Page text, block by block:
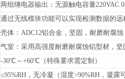
两组继电器输出：无源触电容量220VAC
通过无线模块功能可以实现检测数据的
壳体：ADC12铝合金，坚固，耐磨耐腐蚀
气室：采用高强度耐磨耐腐蚀铝型材，坚
-30℃～+60℃（特殊要求需定制）
≤95%RH，无冷凝（湿度>90%RH，凝露